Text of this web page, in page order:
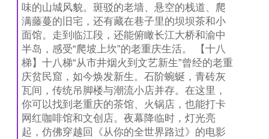
味的山城风貌。斑驳的老墙、悬空的栈道、爬
满藤蔓的旧宅，还有藏在巷子里的坝坝茶和小
面馆。走到临江段，还能俯瞰长江大桥和渝中
半岛，感受“爬坡上坎”的老重庆生活。 【十八
梯】十八梯“从市井烟火到文艺新生”曾经的老重
庆贫民窟，如今焕发新生。石阶蜿蜒，青砖灰
瓦间，传统吊脚楼与潮流小店并存。在这里，
你可以找到老重庆的茶馆、火锅店，也能打卡
网红咖啡馆和文创店。夜幕降临时，灯光亮
起，仿佛穿越回《从你的全世界路过》的电影